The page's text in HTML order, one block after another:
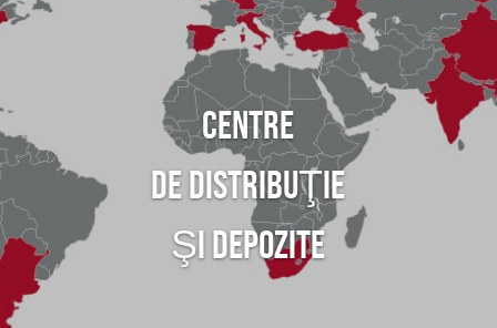
CENTRE
DE DISTRIBUŢIE
ŞI DEPOZITE